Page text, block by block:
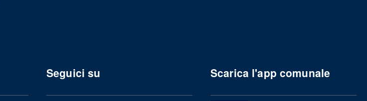
Seguici su Scarica l'app comunale